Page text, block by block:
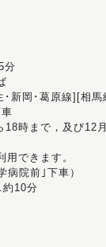
分
新岡･葛原線][相
時まで，及び12
用できます。
病院前｣下車）
10分